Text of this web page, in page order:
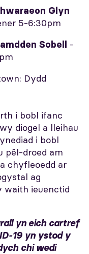
Glyn
5-6:30pm
Sobell
-
Dydd
i bobl ifanc
diogel a lleihau
i bobl
pêl-droed am
chyfleoedd ar
ag
ieuenctid
yn eich cartref
19 yn ystod y
chi wedi